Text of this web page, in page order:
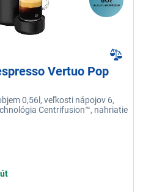
Vertuo Pop
0,56l, veľkosti nápojov 6,
Centrifusion™, nahriatie